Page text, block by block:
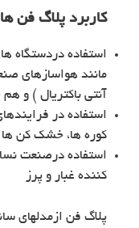
کاربرد پلاگ فن ها
استفاده دردستگاه
مانند هواسازهای
آنتی باکتریال ) و
استفاده در
کوره ها، خشک کن ها
استفاده درصنعت
کننده غبار و پرز
پلاگ فن ازمدلهای